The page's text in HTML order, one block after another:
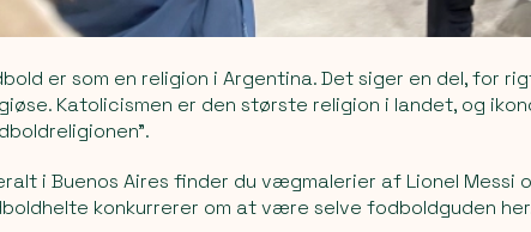
er som en religion i Argentina. Det siger en del, for
Katolicismen er den største religion i landet, og
i Buenos Aires finder du vægmalerier af Lionel Messi
konkurrerer om at være selve fodboldguden